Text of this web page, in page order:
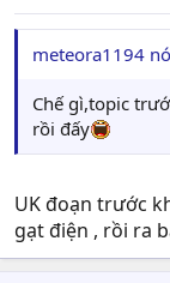
meteora1194
Chế gì,topic
rồi đấy
UK đoạn trước
gạt điện , rồi ra